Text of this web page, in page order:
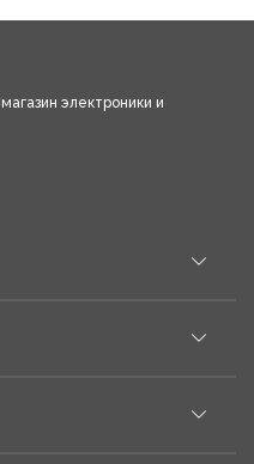
электроники и